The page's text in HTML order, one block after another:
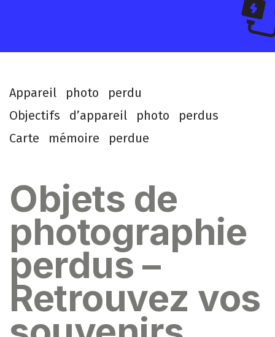
Appareil photo perdu
Objectifs d’appareil photo perdus
Carte mémoire perdue
Objets de
photographie
perdus –
Retrouvez vos